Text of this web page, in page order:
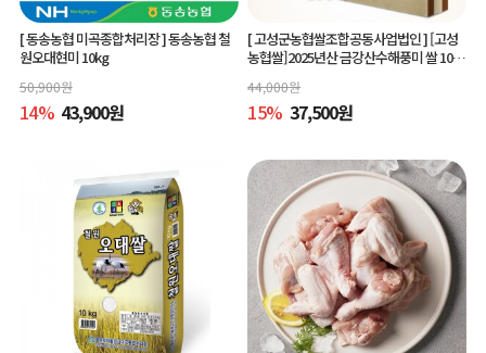
[ 동송농협 미곡종합처리장 ]동송농협 철
원오대현미 10kg
50,900원
14% 43,900원
[ 고성군농협쌀조합공동사업법인 ][고성
농협쌀]2025년산 금강산수해풍미 쌀 10kg
44,000원
15% 37,500원